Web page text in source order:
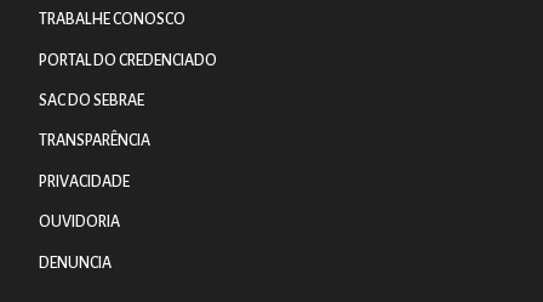
TRABALHE CONOSCO
PORTAL DO CREDENCIADO
SAC DO SEBRAE
TRANSPARÊNCIA
PRIVACIDADE
OUVIDORIA
DENUNCIA